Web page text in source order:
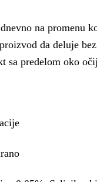
na promenu
da deluje
sa predelom oko